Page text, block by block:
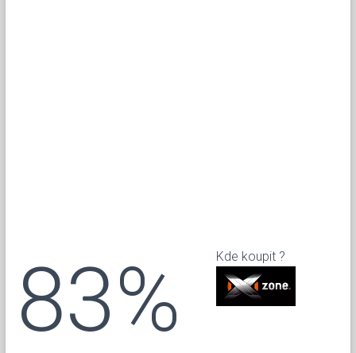
83% Kde koupit ?